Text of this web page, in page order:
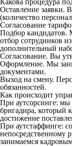
Оставление заявки.
(количество
Согласование
Подбор кандидатов.
отбор сотрудников
дополнительный
Согласование. Вы
Оформление. Мы
документами.
Выход на смену.
обязанностей.
Как происходит
При аутсорсинге: мы
бригадира, который
достижение
При аутстаффинге:
непосредственному
занимаемся